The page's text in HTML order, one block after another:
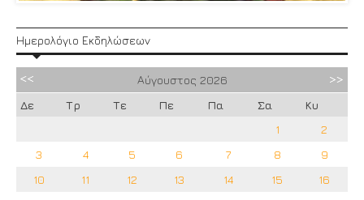
Ημερολόγιο Εκδηλώσεων
Αύγουστος 2026
Δε
Τρ Τε Πε Πα Σα
Κυ
1
2
3
4 5 6 7 8
9
10
11 12 13 14 15
16